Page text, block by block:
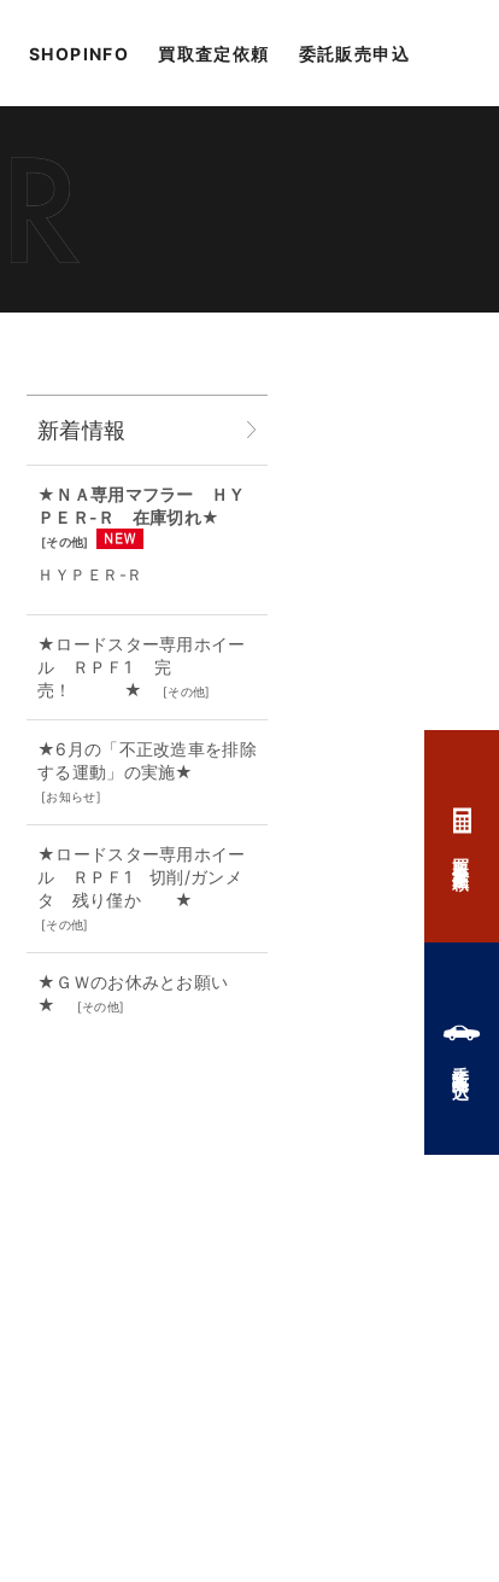
SHOPINFO 買取査定依頼 委託販売申込
新着情報
★ＮＡ専用マフラー ＨＹ
ＰＥＲ-Ｒ 在庫切れ★
[その他]
ＨＹＰＥＲ-Ｒ
★ロードスター専用ホイー
ル ＲＰＦ1 完
売！ ★
[その他]
★6月の「不正改造車を排除
する運動」の実施★
[お知らせ]
★ロードスター専用ホイー
ル ＲＰＦ1 切削/ガンメ
タ 残り僅か ★
[その他]
★ＧＷのお休みとお願い
★
[その他]
買取査定依頼
委託販売申込